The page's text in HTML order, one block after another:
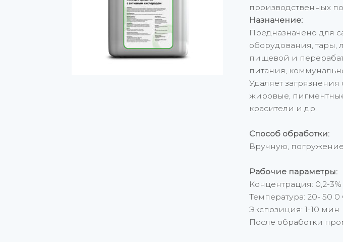
производственных
Назначение:
Предназначено для
оборудования, тары,
пищевой и
питания,
Удаляет
жировые,
красители и др.
Способ обработки:
Вручную,
Рабочие параметры:
Концентрация: 0,2-
Температура: 20- 50 0
Экспозиция: 1-10 мин
После обработки